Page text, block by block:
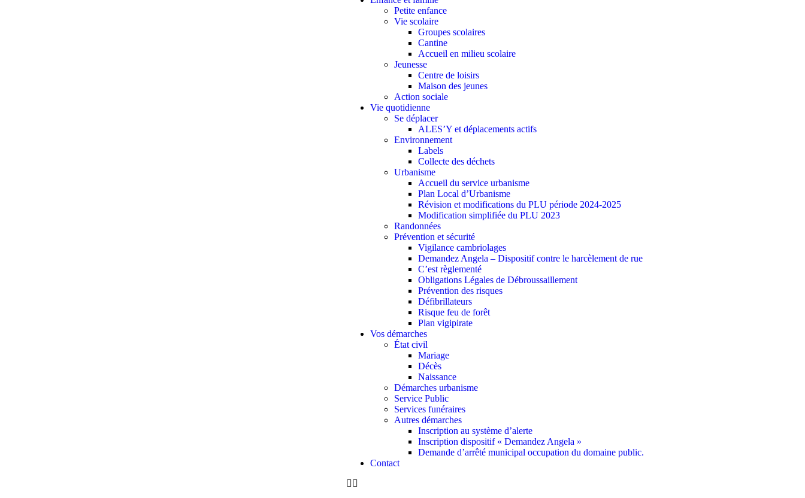
Petite enfance
Vie scolaire
Groupes scolaires
Cantine
Accueil en milieu scolaire
Jeunesse
Centre de loisirs
Maison des jeunes
Action sociale
Vie quotidienne
Se déplacer
ALES’Y et déplacements actifs
Environnement
Labels
Collecte des déchets
Urbanisme
Accueil du service urbanisme
Plan Local d’Urbanisme
Révision et modifications du PLU période 2024-2025
Modification simplifiée du PLU 2023
Randonnées
Prévention et sécurité
Vigilance cambriolages
Demandez Angela – Dispositif contre le harcèlement de rue
C’est règlementé
Obligations Légales de Débroussaillement
Prévention des risques
Défibrillateurs
Risque feu de forêt
Plan vigipirate
Vos démarches
État civil
Mariage
Décès
Naissance
Démarches urbanisme
Service Public
Services funéraires
Autres démarches
Inscription au système d’alerte
Inscription dispositif « Demandez Angela »
Demande d’arrêté municipal occupation du domaine public.
Contact